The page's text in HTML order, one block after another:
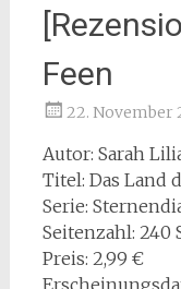
Feen
22. November
Autor: Sarah
Titel: Das Land
Serie:
Seitenzahl: 240
Preis: 2,99 €